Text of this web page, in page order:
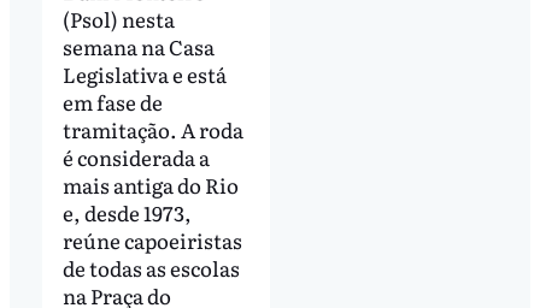
(Psol) nesta
semana na Casa
Legislativa e está
em fase de
tramitação. A roda
é considerada a
mais antiga do Rio
e, desde 1973,
reúne capoeiristas
de todas as escolas
na Praça do